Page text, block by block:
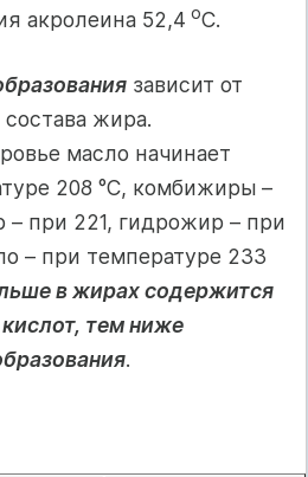
акролеина 52,4 оС.
зависит от
жира.
масло начинает
208 °С, комбижиры –
– при 221, гидрожир – при
– при температуре 233
в жирах содержится
тем ниже
.